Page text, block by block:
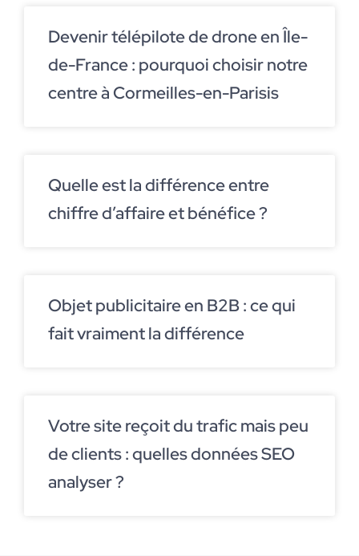
Devenir télépilote de drone en Île-
de-France : pourquoi choisir notre
centre à Cormeilles-en-Parisis
Quelle est la différence entre
chiffre d’affaire et bénéfice ?
Objet publicitaire en B2B : ce qui
fait vraiment la différence
Votre site reçoit du trafic mais peu
de clients : quelles données SEO
analyser ?